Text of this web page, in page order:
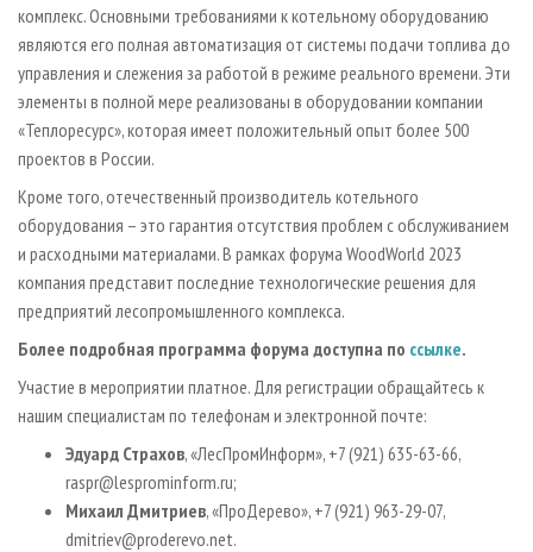
комплекс. Основными требованиями к котельному оборудованию
являются его полная автоматизация от системы подачи топлива до
управления и слежения за работой в режиме реального времени. Эти
элементы в полной мере реализованы в оборудовании компании
«Теплоресурс», которая имеет положительный опыт более 500
проектов в России.
Кроме того, отечественный производитель котельного
оборудования – это гарантия отсутствия проблем с обслуживанием
и расходными материалами. В рамках форума WoodWorld 2023
компания представит последние технологические решения для
предприятий лесопромышленного комплекса.
Более подробная программа форума доступна по ссылке.
Участие в мероприятии платное. Для регистрации обращайтесь к
нашим специалистам по телефонам и электронной почте:
Эдуард Страхов, «ЛесПромИнформ», +7 (921) 635-63-66,
raspr@lesprominform.ru;
Михаил Дмитриев, «ПроДерево», +7 (921) 963-29-07,
dmitriev@proderevo.net.